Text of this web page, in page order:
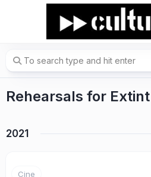
Rehearsals for
2021
Cine